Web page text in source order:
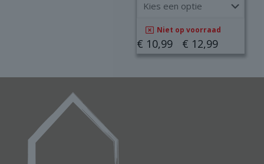
Niet op voorraad
€ 10,99 € 12,99
€ 10,99
€ 12,99
Dit
heeft